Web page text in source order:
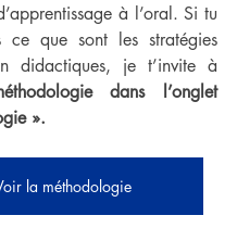
à l’oral. Si tu
ce que sont les stratégies
dans l’onglet
».
la méthodologie